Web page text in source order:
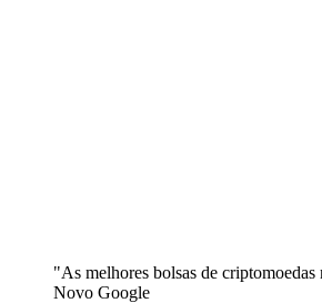
"As melhores bolsas de criptomoedas
Novo Google